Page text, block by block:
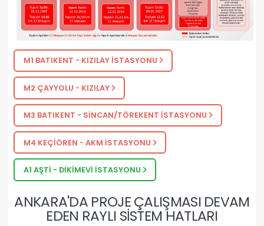
M1 BATIKENT - KIZILAY İSTASYONU
M2 ÇAYYOLU - KIZILAY
M3 BATIKENT - SİNCAN/TÖREKENT İSTASYONU
M4 KEÇİÖREN - AKM İSTASYONU
A1 AŞTİ - DİKİMEVİ İSTASYONU
ANKARA'DA PROJE ÇALIŞMASI DEVAM
EDEN RAYLI SİSTEM HATLARI